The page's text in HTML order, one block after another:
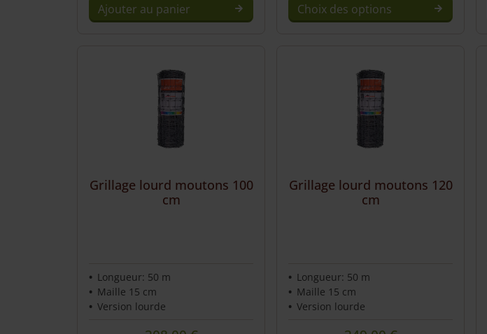
Ajouter au panier
Choix des options
chosen
Grillage lourd moutons 100
cm
Longueur: 50 m
Maille 15 cm
Version lourde
Grillage lourd moutons 120
cm
Longueur: 50 m
Maille 15 cm
Version lourde